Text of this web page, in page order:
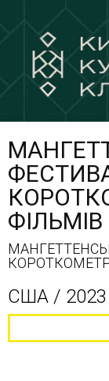
ФІЛЬМІВ
США / 2023